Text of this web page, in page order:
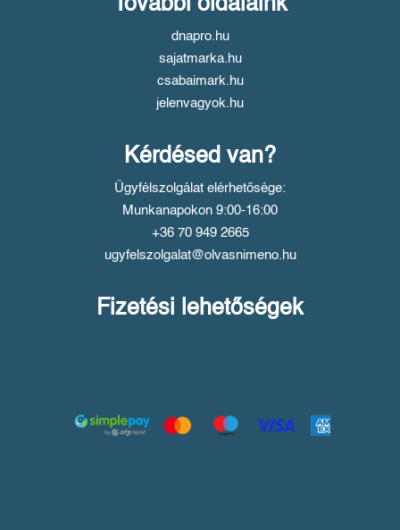
További oldalaink
dnapro.hu
sajatmarka.hu
csabaimark.hu
jelenvagyok.hu
Kérdésed van?
Ügyfélszolgálat elérhetősége:
Munkanapokon 9:00-16:00
+36 70 949 2665
ugyfelszolgalat@olvasnimeno.hu
Fizetési lehetőségek